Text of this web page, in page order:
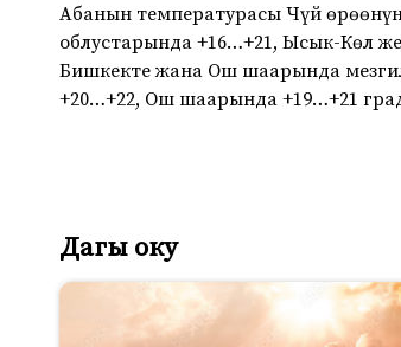
Абанын температурасы Чүй
облустарында +16…+21, Ысык-Көл
Бишкекте жана Ош шаарында
+20…+22, Ош шаарында +19…+21
Дагы оку